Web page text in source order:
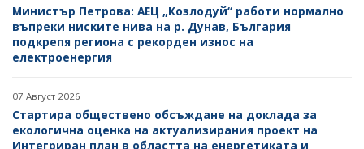
Министър Петрова: АЕЦ „Козлодуй“ работи нормално
въпреки ниските нива на р. Дунав, България
подкрепя региона с рекорден износ на
електроенергия
07 Август 2026
Стартира обществено обсъждане на доклада за
екологична оценка на актуализирания проект на
Интегриран план в областта на енергетиката и